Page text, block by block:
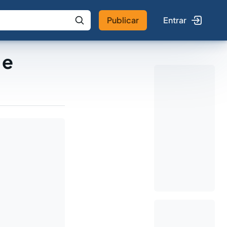
IA Buscar no Jus
Publicar Entrar